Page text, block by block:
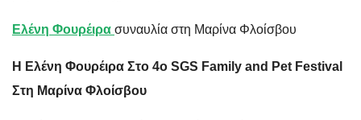
Ελένη Φουρέιρα συναυλία στη Μαρίνα Φλοίσβου
Η Ελένη Φουρέιρα Στο 4ο SGS Family and Pet Festival
Στη Μαρίνα Φλοίσβου